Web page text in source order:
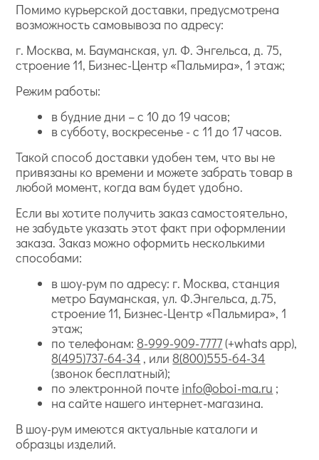
Помимо курьерской доставки, предусмотрена
возможность самовывоза по адресу:
г. Москва, м. Бауманская, ул. Ф. Энгельса, д. 75,
строение 11, Бизнес-Центр «Пальмира», 1 этаж;
Режим работы:
в будние дни – с 10 до 19 часов;
в субботу, воскресенье - с 11 до 17 часов.
Такой способ доставки удобен тем, что вы не
привязаны ко времени и можете забрать товар в
любой момент, когда вам будет удобно.
Если вы хотите получить заказ самостоятельно,
не забудьте указать этот факт при оформлении
заказа. Заказ можно оформить несколькими
способами:
в шоу-рум по адресу: г. Москва, станция
метро Бауманская, ул. Ф.Энгельса, д.75,
строение 11, Бизнес-Центр «Пальмира», 1
этаж;
по телефонам: 8-999-909-7777(+whats app),
8(495)737-64-34 , или 8(800)555-64-34
(звонок бесплатный);
по электронной почте info@oboi-ma.ru ;
на сайте нашего интернет-магазина.
В шоу-рум имеются актуальные каталоги и
образцы изделий.